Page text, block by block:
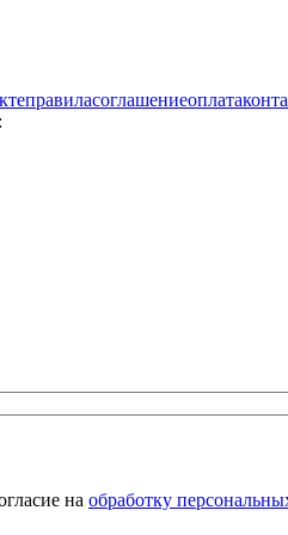
правиласоглашениеоплата
на обработку